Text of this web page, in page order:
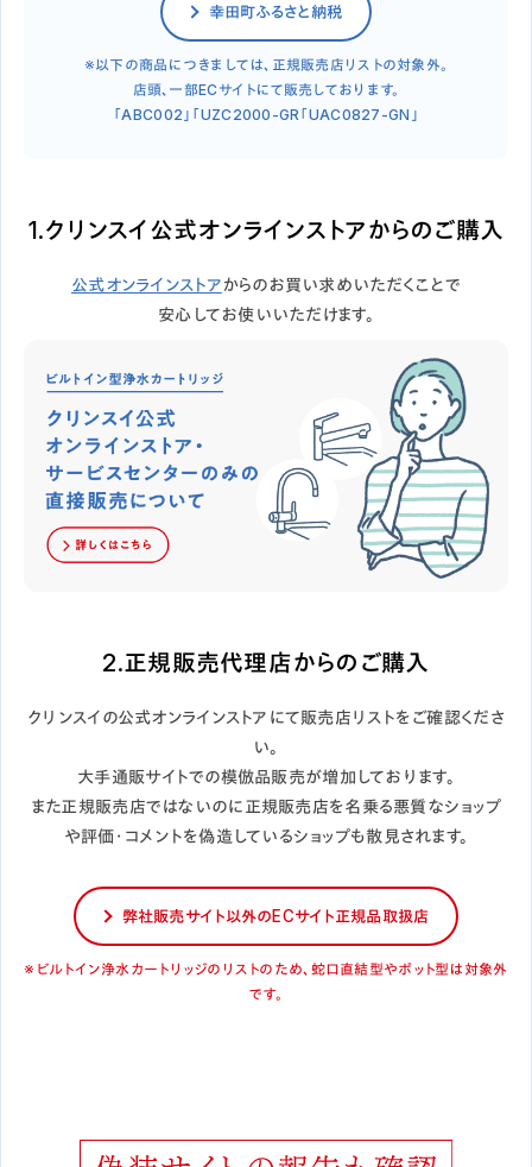
幸田町ふるさと納税
※以下の商品につきましては、正規販売店リストの対象外。
店頭、一部ECサイトにて販売しております。
「ABC002」「UZC2000-GR「UAC0827-GN」
1.クリンスイ公式オンラインストアからのご購入
公式オンラインストアからのお買い求めいただくことで
安心してお使いいただけます。
2.正規販売代理店からのご購入
クリンスイの公式オンラインストアにて販売店リストをご確認くださ
い。
大手通販サイトでの模倣品販売が増加しております。
また正規販売店ではないのに正規販売店を名乗る悪質なショップ
や評価・コメントを偽造しているショップも散見されます。
弊社販売サイト以外のECサイト正規品取扱店
※ビルトイン浄水カートリッジのリストのため、蛇口直結型やポット型は対象外
です。